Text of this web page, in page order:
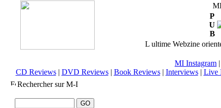
P
U
B
L ultime Webzine
MI Instagram
CD Reviews| DVD Reviews| Book Reviews| Interviews| Live
Rechercher sur M-I